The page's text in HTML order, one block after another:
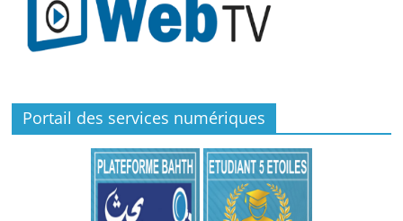
Portail des services numériques